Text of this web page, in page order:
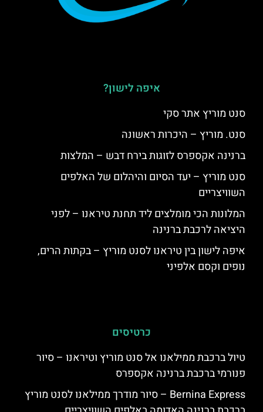
איפה לישון?
סנט מוריץ אתר סקי
סנט. מוריץ – היכרות ראשונה
ברנינה אקספרס לזוגות בירח דבש – המלצות
סנט מוריץ – יעד הסיום והיהלום של האלפים
השוויצריים
המלונות הכי מומלצים ליד תחנת טיראנו – לפני
היציאה לרכבת ברנינה
איפה לישון בין טיראנו לסנט מוריץ – בקתות הרים,
נופים וקסם אלפיני
כרטיסים
טיול ברכבת ממילאנו אל סנט מוריץ וטיראנו – סיור
פנורמי ברכבת ברנינה אקספרס
Bernina Express – סיור מודרך ממילאנו לסנט מוריץ